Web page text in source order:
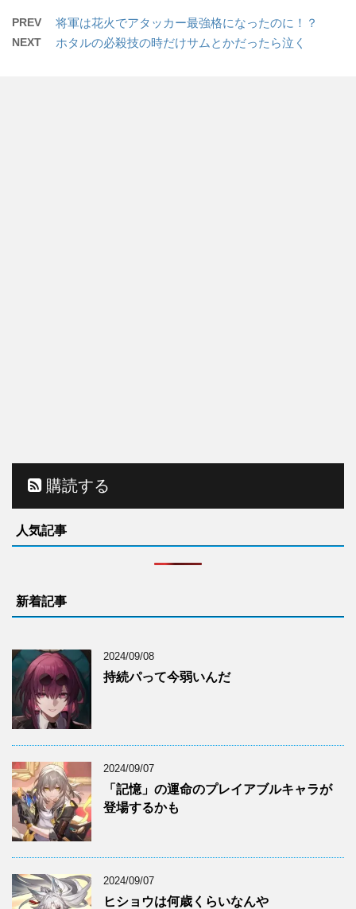
PREV 将軍は花火でアタッカー最強格になったのに！？
NEXT ホタルの必殺技の時だけサムとかだったら泣く
購読する
人気記事
新着記事
2024/09/08
持続パって今弱いんだ
2024/09/07
「記憶」の運命のプレイアブルキャラが
登場するかも
2024/09/07
ヒショウは何歳くらいなんや